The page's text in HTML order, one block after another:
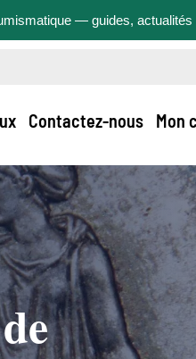
— guides,
Contactez-nous Mon